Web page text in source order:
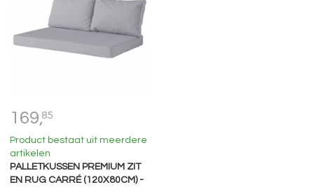
169,85
Product bestaat uit meerdere
artikelen
PALLETKUSSEN PREMIUM ZIT
EN RUG CARRÉ (120X80CM) -